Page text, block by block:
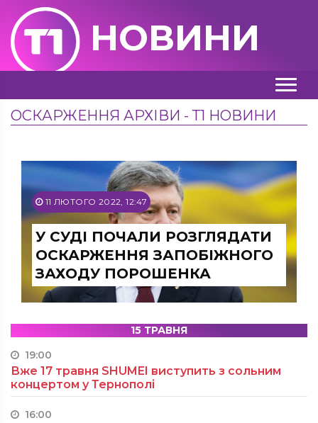
НОВИНИ
ОСКАРЖЕННЯ АРХІВИ - Т1 НОВИНИ
11 ЛЮТОГО 2022, 12:47
У СУДІ ПОЧАЛИ РОЗГЛЯДАТИ
ОСКАРЖЕННЯ ЗАПОБІЖНОГО
ЗАХОДУ ПОРОШЕНКА
15 ТРАВНЯ
19:00
Вже 17 травня SHUMEI виступить з сольним
концертом у Тернополі
16:00